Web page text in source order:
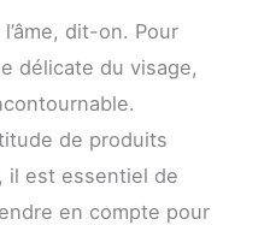
dit-on. Pour
délicate du visage,
de produits
il est essentiel de
en compte pour